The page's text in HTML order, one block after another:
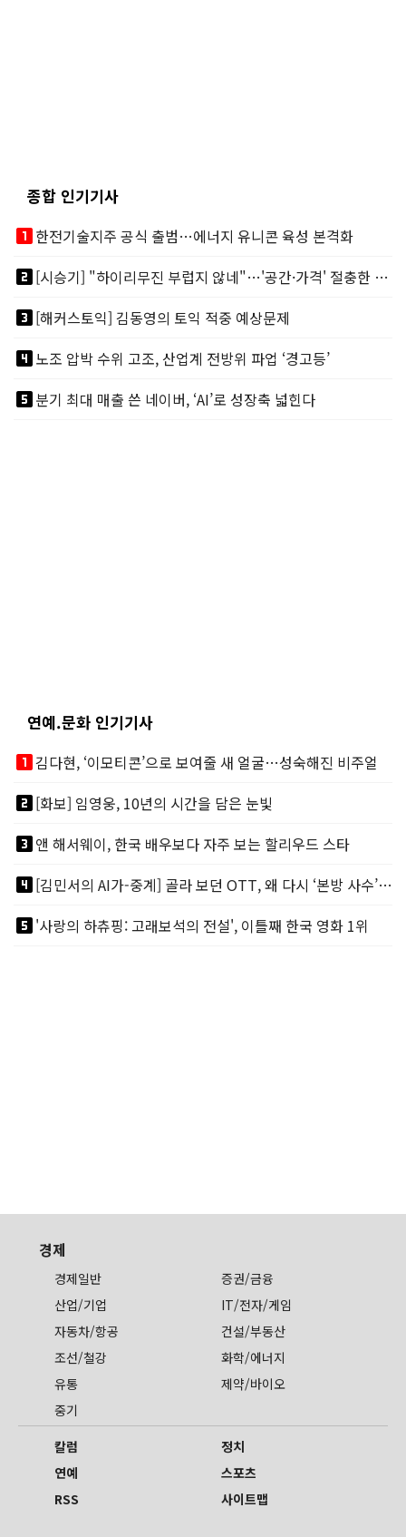
종합 인기기사
looks_one한전기술지주 공식 출범…에너지 유니콘 육성 본격화
looks_two
[시승기] "하이리무진 부럽지 않네"…'공간·가격' 절충한 카니발 하이루프
looks_3[해커스토익] 김동영의 토익 적중 예상문제
looks_4노조 압박 수위 고조, 산업계 전방위 파업 ‘경고등’
looks_5분기 최대 매출 쓴 네이버, ‘AI’로 성장축 넓힌다
연예.문화 인기기사
looks_one김다현, ‘이모티콘’으로 보여줄 새 얼굴…성숙해진 비주얼
looks_two[화보] 임영웅, 10년의 시간을 담은 눈빛
looks_3앤 해서웨이, 한국 배우보다 자주 보는 할리우드 스타
looks_4
[김민서의 AI가-중계] 골라 보던 OTT, 왜 다시 ‘본방 사수’를 부르나
looks_5'사랑의 하츄핑: 고래보석의 전설', 이틀째 한국 영화 1위
경제
경제일반
증권/금융
산업/기업
IT/전자/게임
자동차/항공
건설/부동산
조선/철강
화학/에너지
유통
제약/바이오
중기
칼럼
정치
연예
스포츠
RSS
사이트맵